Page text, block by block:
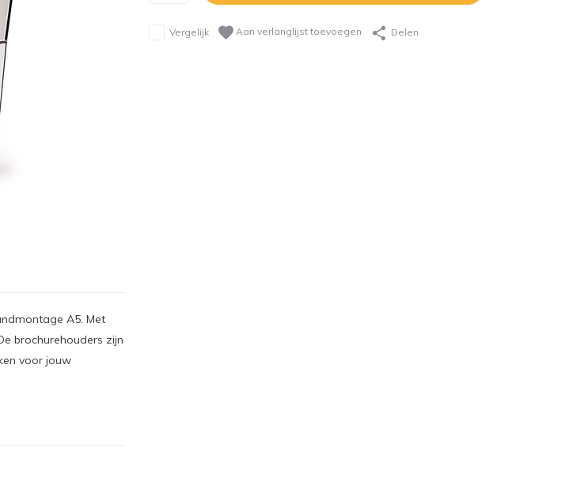
A5. Met
brochurehouders zijn
voor jouw
Vergelijk Aan verlanglijst toevoegen Delen